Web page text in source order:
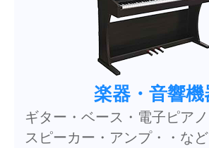
楽器・音響機
ギター・ベース・電子ピア
スピーカー・アンプ・・など